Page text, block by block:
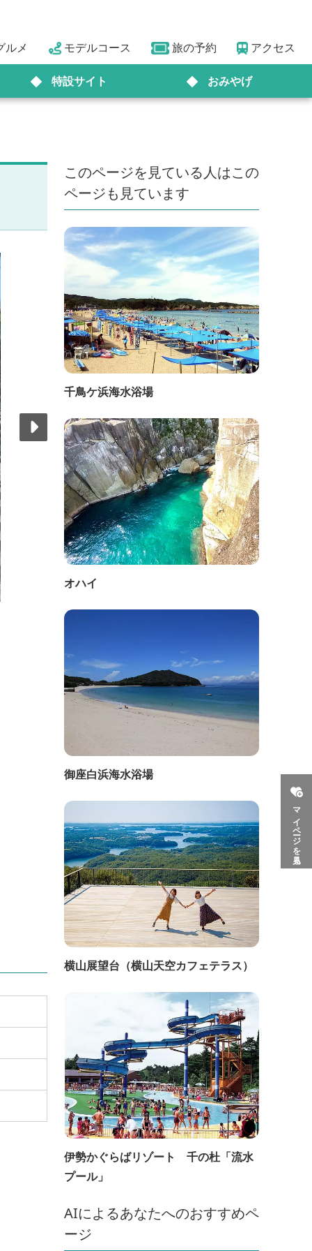
ルメ モデルコース 旅の予約 アクセス
特設サイト おみやげ
マイページを見る
このページを見ている人はこの
ページも見ています
千鳥ケ浜海水浴場
オハイ
御座白浜海水浴場
横山展望台（横山天空カフェテラス）
伊勢かぐらばリゾート 千の杜「流水
プール」
AIによるあなたへのおすすめペ
ージ